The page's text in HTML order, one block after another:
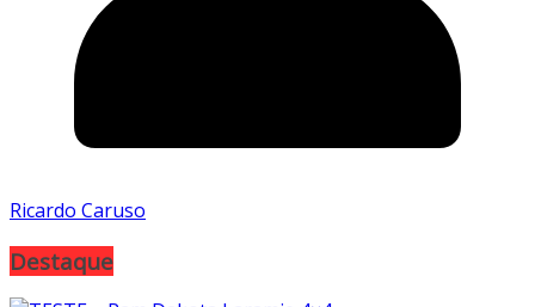
Ricardo Caruso
Destaque